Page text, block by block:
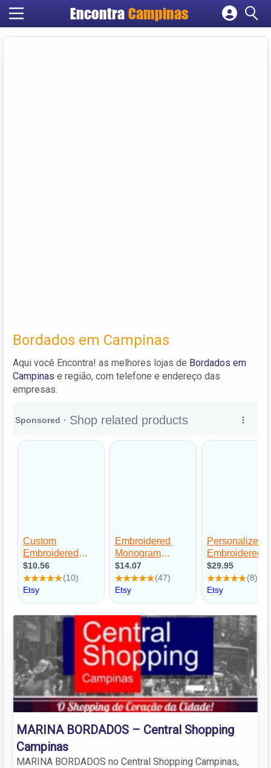
Encontra Campinas
Cadastrar empresa
Bordados em Campinas
Aqui você Encontra! as melhores lojas de Bordados em
Campinas e região, com telefone e endereço das
empresas.
MARINA BORDADOS – Central Shopping
Campinas
MARINA BORDADOS no Central Shopping Campinas,